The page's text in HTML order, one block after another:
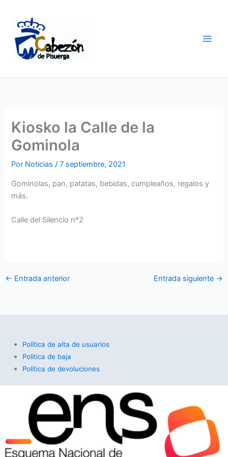
contenido
Kiosko la Calle de la
Gominola
Por Noticias/7 septiembre, 2021
Gominolas, pan, patatas, bebidas, cumpleaños, regalos y
más.
Calle del Silencio nº2
← Entrada anterior Entrada siguiente →
Política de alta de usuarios
Política de baja
Política de devoluciones